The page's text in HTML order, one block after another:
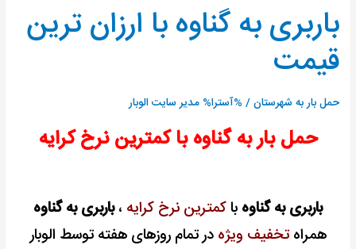
باربری به گناوه با ارزان ترین
قیمت
حمل بار به شهرستان/ %آسترا% مدیر سایت الوبار
حمل بار به گناوه با کمترین نرخ کرایه
باربری به گناوه باکمترین نرخ کرایه ،باربری به گناوه
همراهتخفیف ویژه در تمام روزهای هفته توسط الوبار
باربری
به
گناوه
با
ارزان
ترین
قیمت